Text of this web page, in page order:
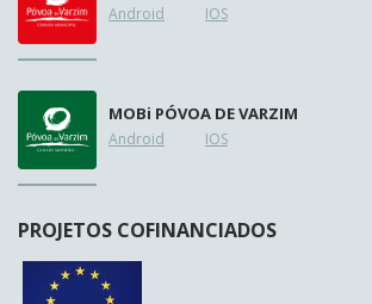
Android IOS
MOBi PÓVOA DE VARZIM
Android IOS
PROJETOS COFINANCIADOS